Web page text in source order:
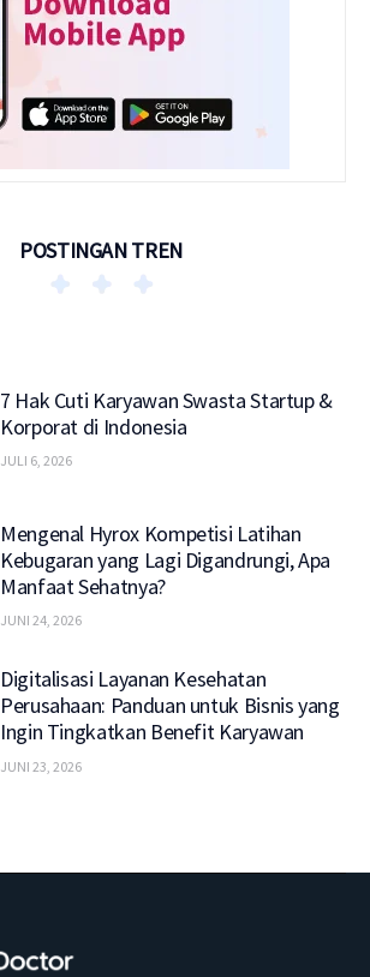
POSTINGAN TREN
7 Hak Cuti Karyawan Swasta Startup &
Korporat di Indonesia
JULI 6, 2026
Mengenal Hyrox Kompetisi Latihan
Kebugaran yang Lagi Digandrungi, Apa
Manfaat Sehatnya?
JUNI 24, 2026
Digitalisasi Layanan Kesehatan
Perusahaan: Panduan untuk Bisnis yang
Ingin Tingkatkan Benefit Karyawan
JUNI 23, 2026